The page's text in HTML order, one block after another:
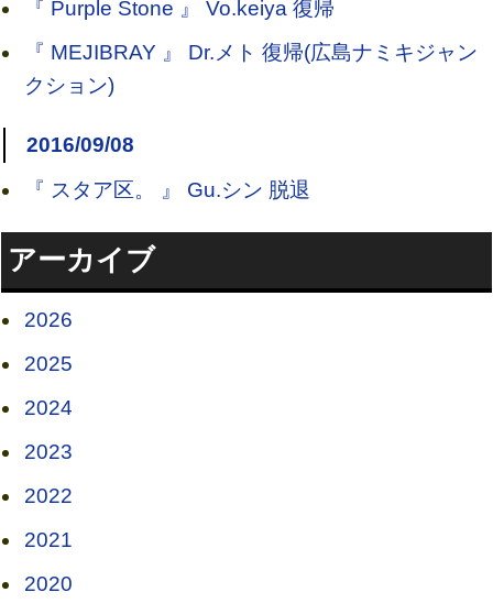
『 Purple Stone 』 Vo.keiya 復帰
『 MEJIBRAY 』 Dr.メト 復帰(広島ナミキジャン
クション)
2016/09/08
『 スタア区。 』 Gu.シン 脱退
アーカイブ
2026
2025
2024
2023
2022
2021
2020